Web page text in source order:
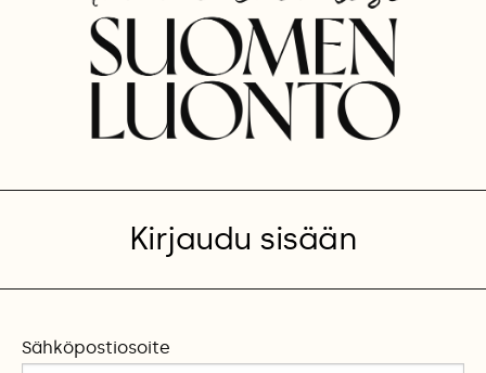
Kirjaudu sisään
Sähköpostiosoite